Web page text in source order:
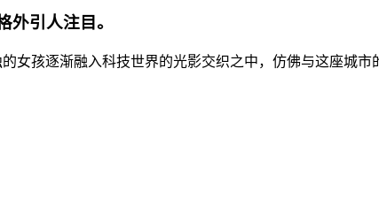
引人注目。
孩逐渐融入科技世界的光影交织之中，仿佛与这座城市